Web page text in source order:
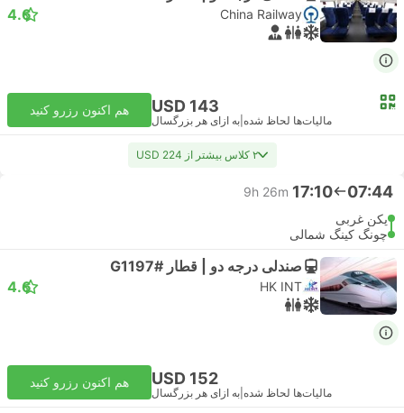
China Railway
4.6
USD 143
مالیات‌ها لحاظ شده به ازای هر بزرگسال
هم اکنون رزرو کنید
۲ کلاس بیشتر از USD 224
07:44
17:10
9h 26m
پکن غربی
چونگ کینگ شمالی
صندلی درجه دو | قطار #G1197
HK INT
4.6
USD 152
مالیات‌ها لحاظ شده به ازای هر بزرگسال
هم اکنون رزرو کنید